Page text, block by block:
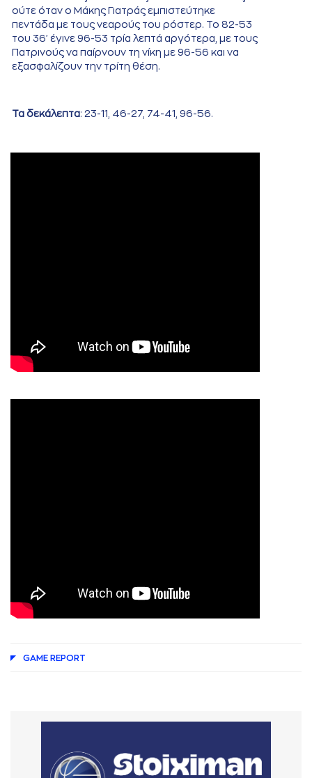
ούτε όταν ο Μάκης Γιατράς εμπιστεύτηκε
πεντάδα με τους νεαρούς του ρόστερ. Το 82-53
του 36' έγινε 96-53 τρία λεπτά αργότερα, με τους
Πατρινούς να παίρνουν τη νίκη με 96-56 και να
εξασφαλίζουν την τρίτη θέση.
Τα δεκάλεπτα: 23-11, 46-27, 74-41, 96-56.
GAME REPORT